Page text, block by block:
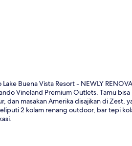
Buena Vista Resort - NEWLY
Vineland Premium Outlets. Tamu
masakan Amerika disajikan di Zest,
2 kolam renang outdoor, bar tepi